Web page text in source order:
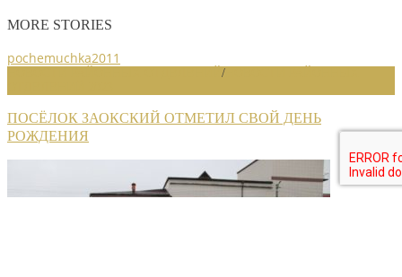
MORE STORIES
pochemuchka2011
/
ПОСЁЛОК ЗАОКСКИЙ ОТМЕТИЛ СВОЙ ДЕНЬ
РОЖДЕНИЯ